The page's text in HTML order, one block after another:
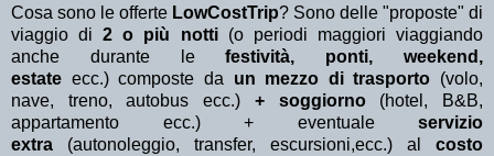
Cosa sono le offerte LowCostTrip? Sono delle "proposte" di
viaggio di2 o più notti (o periodi maggiori viaggiando
anche durante lefestività, ponti, weekend,
estate ecc.) composte da un mezzo di trasporto (volo,
nave, treno, autobus ecc.) + soggiorno(hotel, B&B,
appartamento ecc.) + eventuale servizio
extra (autonoleggio, transfer, escursioni,ecc.) al costo